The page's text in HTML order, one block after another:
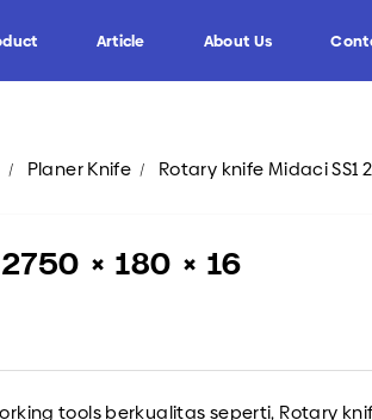
Article
FAQ
About Us
Planer Knife Rotary knife Midaci SS1
× 180 × 16
tools berkualitas seperti, Rotary